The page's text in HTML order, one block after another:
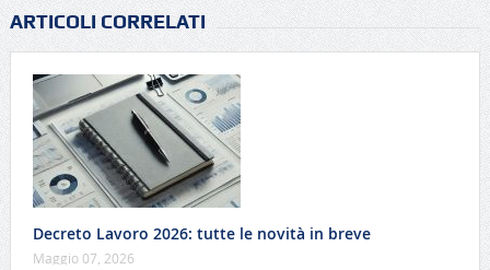
ARTICOLI CORRELATI
Decreto Lavoro 2026: tutte le novità in breve
Maggio 07, 2026